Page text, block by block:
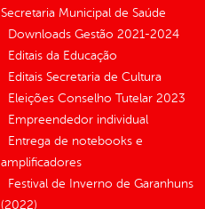
Secretaria Municipal de Saúde
Downloads Gestão 2021-2024
Editais da Educação
Editais Secretaria de Cultura
Eleições Conselho Tutelar 2023
Empreendedor individual
Entrega de notebooks e
amplificadores
Festival de Inverno de Garanhuns
(2022)